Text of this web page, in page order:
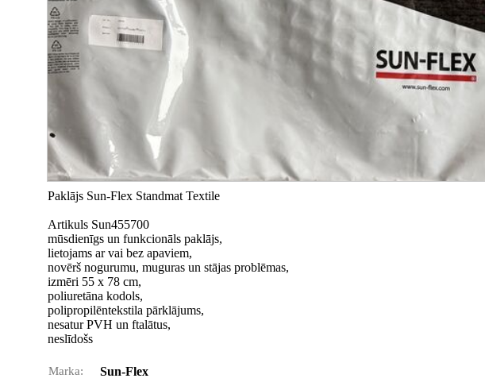
Paklājs Sun-Flex Standmat Textile
Artikuls Sun455700
mūsdienīgs un funkcionāls paklājs,
lietojams ar vai bez apaviem,
novērš nogurumu, muguras un stājas problēmas,
izmēri 55 x 78 cm,
poliuretāna kodols,
polipropilēntekstila pārklājums,
nesatur PVH un ftalātus,
neslīdošs
Marka: Sun-Flex